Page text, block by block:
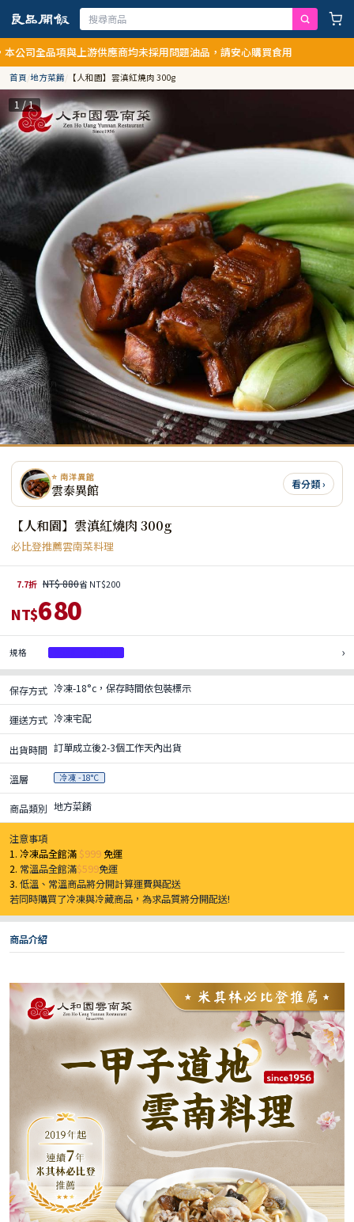
與上游供應商均未採用問題油品，請安心購買食用
首頁/地方菜餚/ 【人和園】雲滇紅燒肉 300g
1 / 1
⭐ 南洋異館
雲泰異館 看分類 ›
【人和園】雲滇紅燒肉 300g
必比登推薦雲南菜料理
7.7折 NT$ 880省 NT$200
NT$680
規格 ›
保存方式 冷凍-18°c，保存時間依包裝標示
運送方式 冷凍宅配
出貨時間 訂單成立後2-3個工作天內出貨
溫層 冷凍 -18°C
商品類別 地方菜餚
注意事項
1. 冷凍品全館滿 $999免運
2. 常溫品全館滿$599免運
3.低溫、常溫商品將分開計算運費與配送
若同時購買了冷凍與冷藏商品，為求品質將分開配送!
商品介紹